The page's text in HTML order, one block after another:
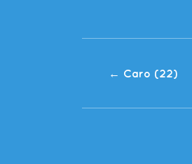
← Caro (22)